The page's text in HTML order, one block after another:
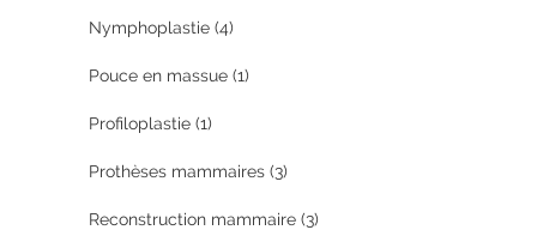
Nymphoplastie (4)
Pouce en massue (1)
Profiloplastie (1)
Prothèses mammaires (3)
Reconstruction mammaire (3)